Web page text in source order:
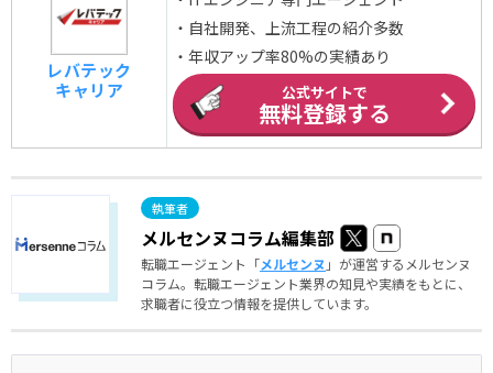
レバテック
キャリア
・自社開発、上流工程の紹介多数
・年収アップ率80%の実績あり
公式サイトで
無料登録する
メルセンヌコラム編集部
転職エージェント「メルセンヌ 」が運営するメルセンヌ
コラム。転職エージェント業界の知見や実績をもとに、
求職者に役立つ情報を提供しています。